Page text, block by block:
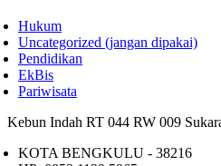
Hukum
Uncategorized (jangan dipakai)
Pendidikan
EkBis
Pariwisata
Kebun Indah RT 044 RW 009
KOTA BENGKULU - 38216